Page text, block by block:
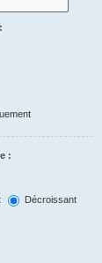
:
Décroissant